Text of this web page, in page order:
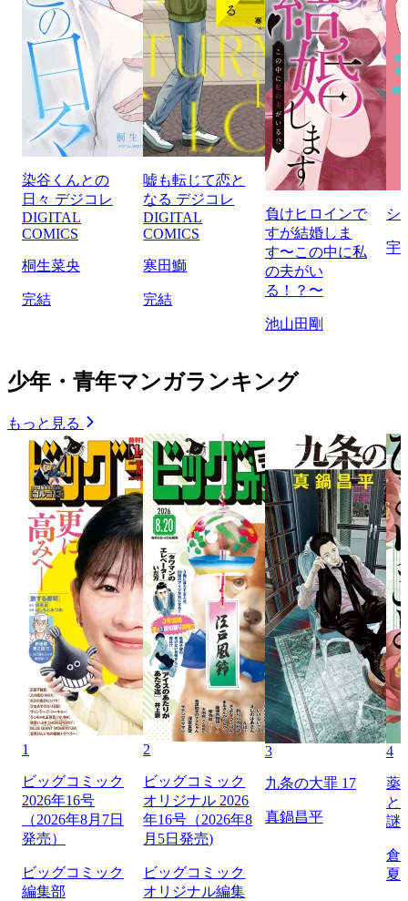
染谷くんとの
日々 デジコレ
DIGITAL
COMICS
桐生菜央
完結
嘘も転じて恋と
なる デジコレ
DIGITAL
COMICS
寒田鰤
完結
負けヒロインで
すが結婚しま
す〜この中に私
の夫がい
る！？〜
池山田剛
シ
宇
少年・青年マンガランキング
もっと見る
1
ビッグコミック
2026年16号
（2026年8月7日
発売）
ビッグコミック
編集部
2
ビッグコミック
オリジナル 2026
年16号（2026年8
月5日発売)
ビッグコミック
オリジナル編集
3
九条の大罪 17
真鍋昌平
4
薬
と
謎
倉
夏